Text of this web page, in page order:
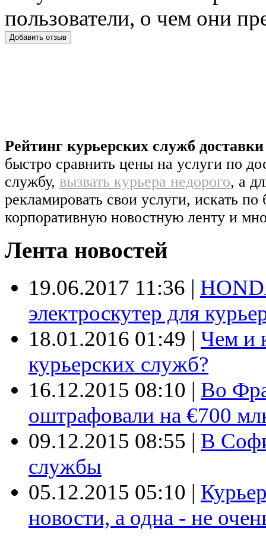
пользователи, о чем они
Рейтинг курьерских служб
быстро сравнить цены на услуги по
службу, вызвать курьера недорого, а
рекламировать свои услуги, искать по
корпоративную новостную ленту и
Лента новостей
19.06.2017 11:36 |
электроскутер для
18.01.2016 01:49 | Чем и
курьерских служб?
16.12.2015 08:10 | Во
оштрафовали на €700
09.12.2015 08:55 | В
службы
05.12.2015 05:10 |
новости, а одна - не